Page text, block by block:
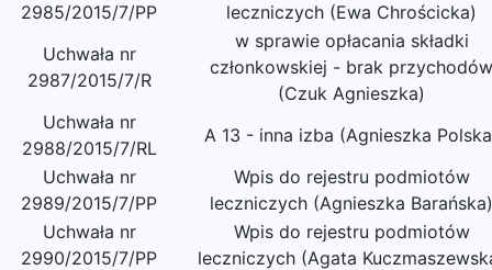
2985/2015/7/PP
leczniczych (Ewa Chrościcka)
Uchwała nr
2987/2015/7/R
w sprawie opłacania składki
członkowskiej - brak przychodów
(Czuk Agnieszka)
Uchwała nr
2988/2015/7/RL
A 13 - inna izba (Agnieszka
Uchwała nr
2989/2015/7/PP
Wpis do rejestru podmiotów
leczniczych (Agnieszka Barańska)
Uchwała nr
2990/2015/7/PP
Wpis do rejestru podmiotów
leczniczych (Agata